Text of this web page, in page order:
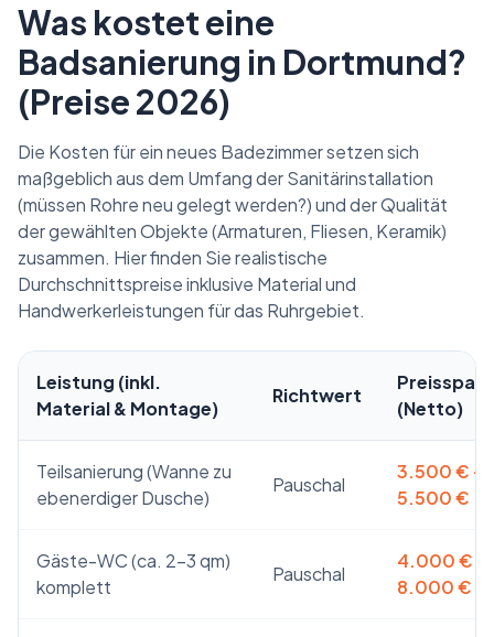
Was kostet eine
Badsanierung in Dortmund?
(Preise 2026)
Die Kosten für ein neues Badezimmer setzen sich
maßgeblich aus dem Umfang der Sanitärinstallation
(müssen Rohre neu gelegt werden?) und der Qualität
der gewählten Objekte (Armaturen, Fliesen, Keramik)
zusammen. Hier finden Sie realistische
Durchschnittspreise inklusive Material und
Handwerkerleistungen für das Ruhrgebiet.
Leistung (inkl.
Material & Montage)
Richtwert
(Netto)
Teilsanierung (Wanne zu
ebenerdiger Dusche)
Pauschal
3.500 € –
5.500 €
Gäste-WC (ca. 2-3 qm)
komplett
Pauschal
4.000 € –
8.000 €